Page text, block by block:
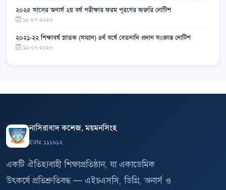
২০২৫ সালের অনার্স ২য় বর্ষ পরীক্ষার ফরম পূরণের জরুরি নোটিশ
১২-০৭-২০২৬
২০২১-২২ শিক্ষাবর্ষ স্নাতক (সম্মান) ৪র্থ বর্ষে বেতনাদি প্রদান সংক্রান্ত নোটিশ
১২-০৭-২০২৬
নাসিরাবাদ কলেজ, ময়মনসিংহ
EIIN: ১১১৯১২
একটি ঐতিহ্যবাহী শিক্ষাপ্রতিষ্ঠান, যা একাডেমিক
উৎকর্ষে প্রতিশ্রুতিবদ্ধ — এইচএসসি, ডিগ্রি, অনার্স ও